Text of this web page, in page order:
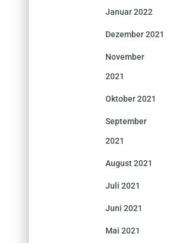
Januar 2022
Dezember 2021
November
2021
Oktober 2021
September
2021
August 2021
Juli 2021
Juni 2021
Mai 2021